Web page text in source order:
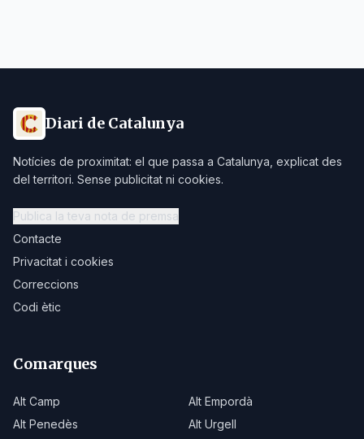
Diari de Catalunya
Notícies de proximitat: el que passa a Catalunya, explicat des
del territori. Sense publicitat ni cookies.
Publica la teva nota de premsa
Contacte
Privacitat i cookies
Correccions
Codi ètic
Comarques
Alt Camp
Alt Empordà
Alt Penedès
Alt Urgell